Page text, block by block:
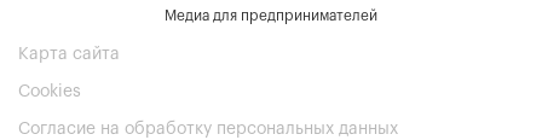
Медиа для предпринимателей
Карта сайта
Cookies
Согласие на обработку персональных данных